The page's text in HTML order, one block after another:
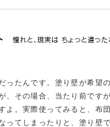
ったんです。塗り壁が希望
、その場合、当たり前です
よ。実際使ってみると、布
ってしまったりと、塗り壁